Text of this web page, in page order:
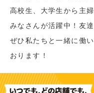
高校生、大学生から主
みなさんが活躍中！友
ぜひ私たちと一緒に働
おります！